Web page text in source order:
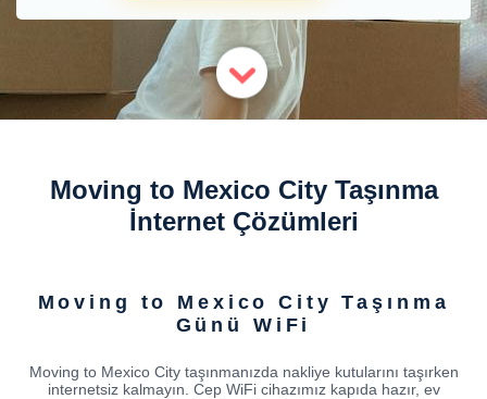
Moving to Mexico City Taşınma
İnternet Çözümleri
Moving to Mexico City Taşınma
Günü WiFi
Moving to Mexico City taşınmanızda nakliye kutularını taşırken
internetsiz kalmayın. Cep WiFi cihazımız kapıda hazır, ev